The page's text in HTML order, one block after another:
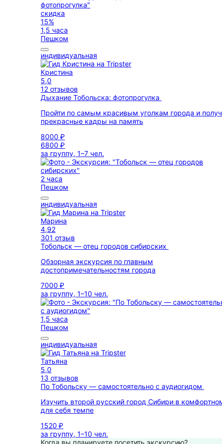
скидка
15%
1,5 часа
Пешком
индивидуальная
Кристина
5,0
12 отзывов
Дыхание Тобольска: фотопрогулка
Пройти по самым красивым уголкам города и
прекрасные кадры на память
8000 ₽
6800 ₽
за группу, 1–7 чел.
2 часа
Пешком
индивидуальная
Марина
4,92
301 отзыв
Тобольск — отец городов сибирских
Обзорная экскурсия по главным
достопримечательностям города
7000 ₽
за группу, 1–10 чел.
1,5 часа
Пешком
индивидуальная
Татьяна
5,0
13 отзывов
По Тобольску — самостоятельно с аудиогидом
Изучить второй русский город Сибири в
для себя темпе
1520 ₽
за группу, 1–10 чел.
Когда вы планируете посетить экскурсию?